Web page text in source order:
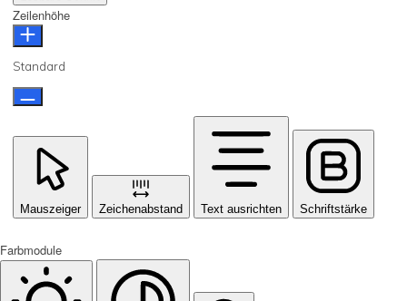
Zeilenhöhe
Standard
Mauszeiger Zeichenabstand Text ausrichten Schriftstärke
Farbmodule